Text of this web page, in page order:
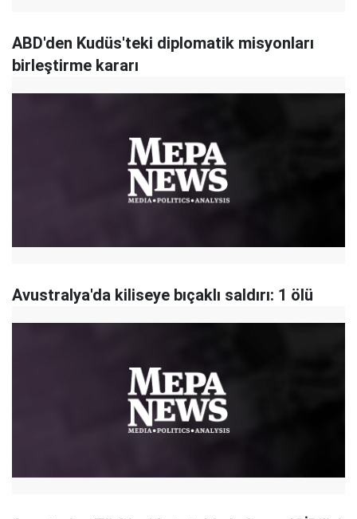
ABD'den Kudüs'teki diplomatik misyonları
birleştirme kararı
Avustralya'da kiliseye bıçaklı saldırı: 1 ölü